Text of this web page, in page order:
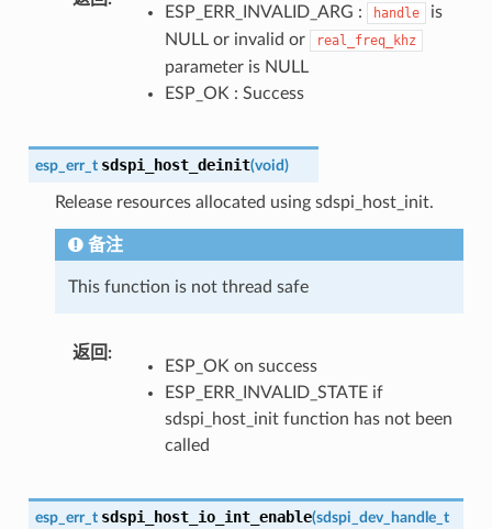
ESP_ERR_INVALID_ARG : handle
is
NULL or invalid or
real_freq_khz
parameter is NULL
ESP_OK : Success
esp_err_t sdspi_host_deinit(void)
Release resources allocated using sdspi_host_init.
备注
This function is not thread safe
返回 :
ESP_OK on success
ESP_ERR_INVALID_STATE if
sdspi_host_init function has not been
called
esp_err_t sdspi_host_io_int_enable(sdspi_dev_handle_t